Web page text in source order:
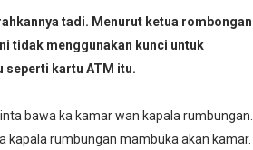
tadi. Menurut ketua rombongan
tidak menggunakan kunci untuk
seperti kartu ATM itu.
bawa ka kamar wan kapala rumbungan.
kapala rumbungan mambuka akan kamar.